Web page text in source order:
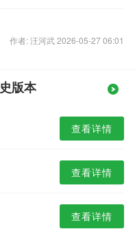
作者: 汪河武 2026-05-27 06:01
版本
查看详情
查看详情
查看详情